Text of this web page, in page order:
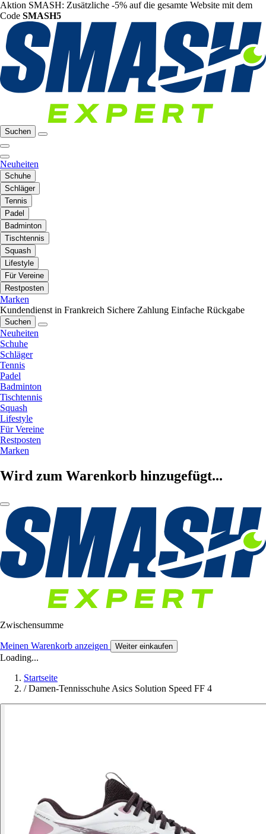
Aktion SMASH: Zusätzliche -5% auf die gesamte Website mit dem
Code SMASH5
Suchen
Neuheiten
Schuhe
Schläger
Tennis
Padel
Badminton
Tischtennis
Squash
Lifestyle
Für Vereine
Restposten
Marken
Kundendienst in Frankreich Sichere Zahlung Einfache Rückgabe
Suchen
Neuheiten
Schuhe
Schläger
Tennis
Padel
Badminton
Tischtennis
Squash
Lifestyle
Für Vereine
Restposten
Marken
Wird zum Warenkorb hinzugefügt...
Zwischensumme
Meinen Warenkorb anzeigen Weiter einkaufen
Loading...
Startseite
/ Damen-Tennisschuhe Asics Solution Speed FF 4